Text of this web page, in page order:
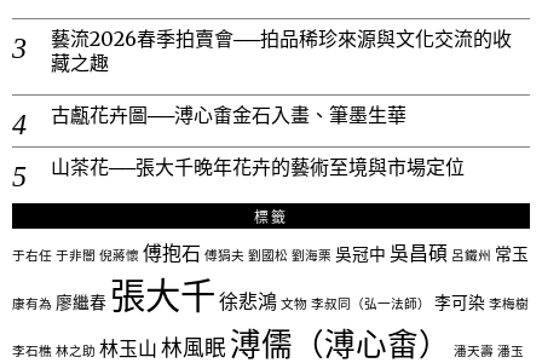
藝流2026春季拍賣會──拍品稀珍來源與文化交流的收
藏之趣
古甗花卉圖──溥心畬金石入畫、筆墨生華
山茶花──張大千晚年花卉的藝術至境與市場定位
標籤
于右任于非闇 倪蔣懷 傅抱石 傅狷夫 劉國松 劉海栗 吳冠中 吳昌碩 呂鐵州 常玉
康有為 廖繼春 張大千徐悲鴻文物 李叔同（弘一法師） 李可染李梅樹
李石樵林之助 林玉山林風眠溥儒（溥心畬） 潘天壽潘玉